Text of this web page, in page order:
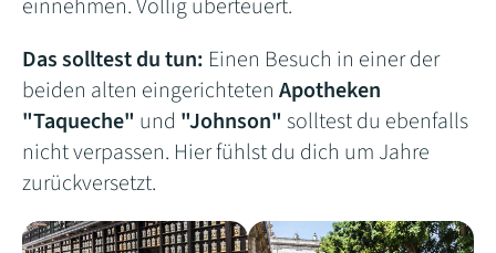
einnehmen. Völlig überteuert.
Das solltest du tun: Einen Besuch in einer der
beiden alten eingerichteten Apotheken
"Taqueche" und "Johnson" solltest du ebenfalls
nicht verpassen. Hier fühlst du dich um Jahre
zurückversetzt.